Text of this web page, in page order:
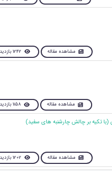
مشاهده مقاله 1242 بازدید
مشاهده مقاله 1158 بازدید
مشاهده مقاله 1202 بازدید